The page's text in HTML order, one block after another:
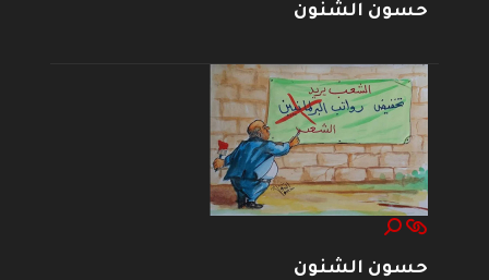
حسون الشنون
حسون الشنون